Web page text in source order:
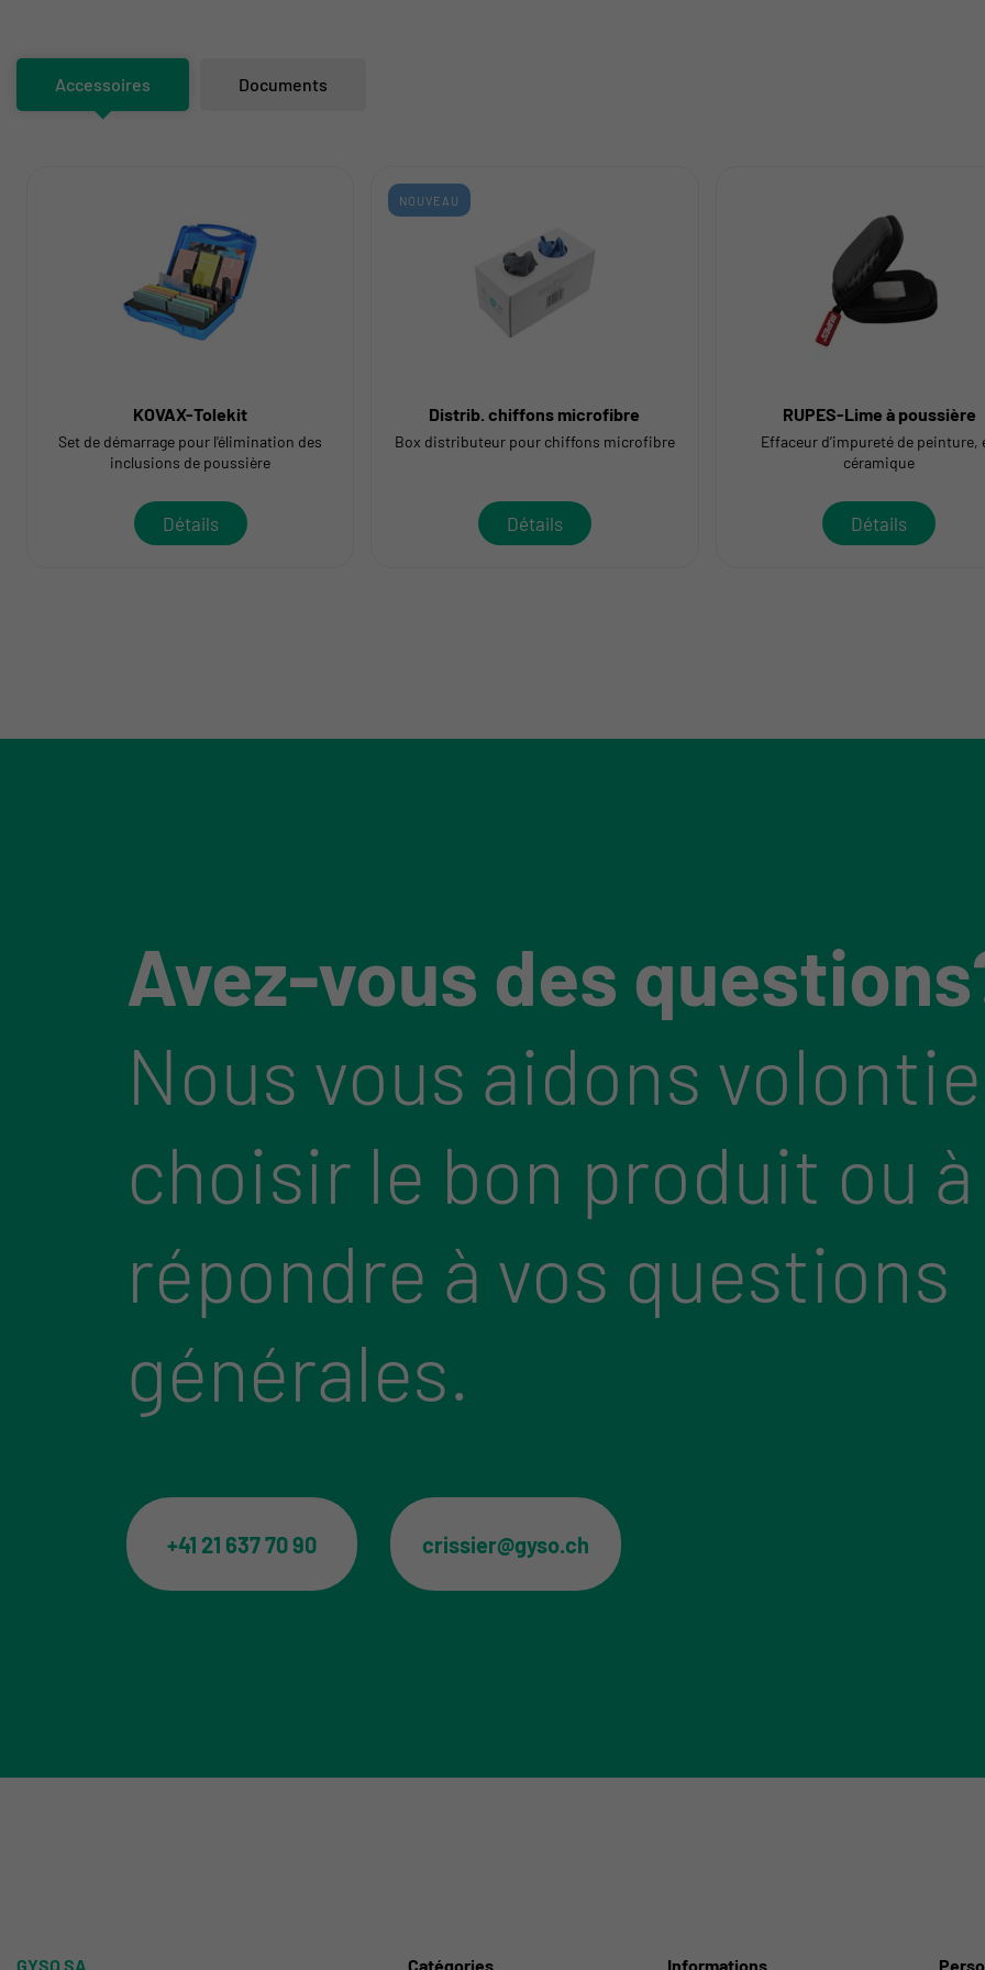
Accessoires Documents
KOVAX-Tolekit
Set de démarrage pour l'élimination des
inclusions de poussière
Détails
NOUVEAU
Distrib. chiffons microfibre
Box distributeur pour chiffons microfibre
Détails
RUPES-Lime à poussière
Effaceur d’impureté de peinture,
céramique
Détails
Avez-vous des
Nous vous aidons
choisir le bon produit ou à
répondre à vos questions
générales.
+41 21 637 70 90 crissier@gyso.ch
Catégories Informations
GYSO SA